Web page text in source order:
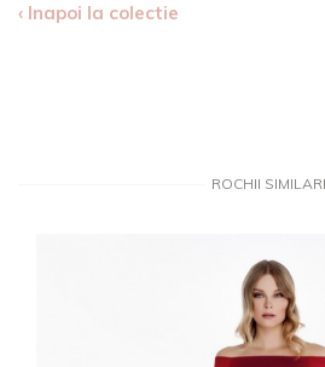
‹ Inapoi la colectie
ROCHII